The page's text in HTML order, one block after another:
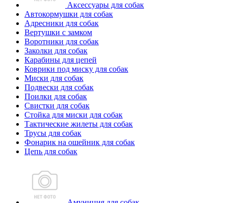
Аксессуары для собак
Автокормушки для собак
Адресники для собак
Вертушки с замком
Воротники для собак
Заколки для собак
Карабины для цепей
Коврики под миску для собак
Миски для собак
Подвески для собак
Поилки для собак
Свистки для собак
Стойка для миски для собак
Тактические жилеты для собак
Трусы для собак
Фонарик на ошейник для собак
Цепь для собак